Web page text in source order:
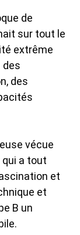
de
sur tout le
extrême
des
des
vécue
qui a tout
et
et
B un